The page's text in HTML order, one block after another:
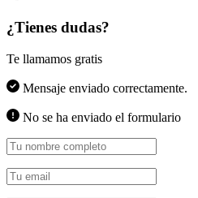
¿Tienes dudas?
Te llamamos gratis
Mensaje enviado correctamente.
No se ha enviado el formulario